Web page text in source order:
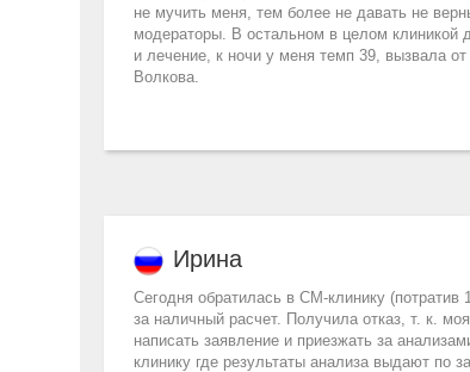
не мучить меня, тем более не давать не
модераторы. В остальном в целом клиникой
и лечение, к ночи у меня темп 39, вызвала
Волкова.
Ирина
Сегодня обратилась в СМ-клинику (потратив
за наличный расчет. Получила отказ, т. к.
написать заявление и приезжать за
клинику где результаты анализа выдают по